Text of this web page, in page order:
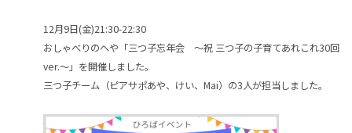
12月9日(金)21:30-22:30
おしゃべりのへや「三つ子忘年会 ～祝 三つ子の子育てあれこれ30回
ver.～」を開催しました。
三つ子チーム（ピアサポあや、けい、Mai）の3人が担当しました。